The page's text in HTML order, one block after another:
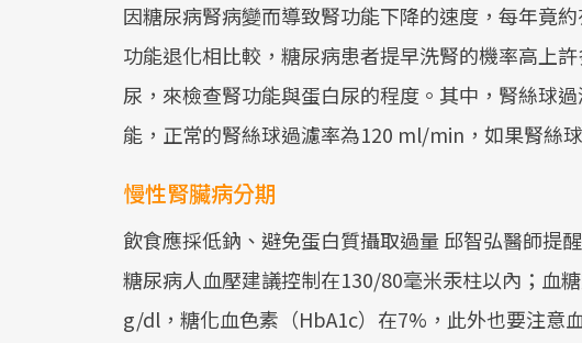
因糖尿病腎病變而導致腎功能下降的速度，每年竟
功能退化相比較，糖尿病患者提早洗腎的機率高上
尿，來檢查腎功能與蛋白尿的程度。其中，腎絲球
能，正常的腎絲球過濾率為120 ml/min，如果腎絲
慢性腎臟病分期
飲食應採低鈉、避免蛋白質攝取過量 邱智弘醫師提
糖尿病人血壓建議控制在130/80毫米汞柱以內；血
g/dl，糖化血色素（HbA1c）在7%，此外也要注意